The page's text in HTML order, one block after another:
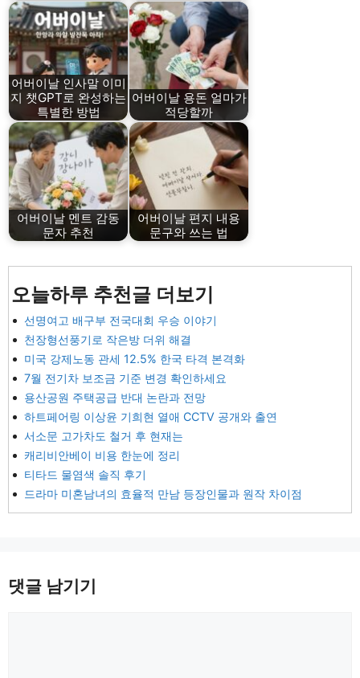
어버이날 인사말 이미
지 챗GPT로 완성하는
특별한 방법
어버이날 용돈 얼마가
적당할까
어버이날 멘트 감동
문자 추천
어버이날 편지 내용
문구와 쓰는 법
오늘하루 추천글 더보기
선명여고 배구부 전국대회 우승 이야기
천장형선풍기로 작은방 더위 해결
미국 강제노동 관세 12.5% 한국 타격 본격화
7월 전기차 보조금 기준 변경 확인하세요
용산공원 주택공급 반대 논란과 전망
하트페어링 이상윤 기희현 열애 CCTV 공개와 출연
서소문 고가차도 철거 후 현재는
캐리비안베이 비용 한눈에 정리
티타드 물염색 솔직 후기
드라마 미혼남녀의 효율적 만남 등장인물과 원작 차이점
댓글 남기기